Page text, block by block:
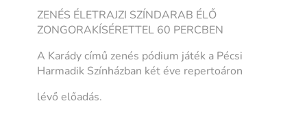
ZENÉS ÉLETRAJZI SZÍNDARAB ÉLŐ
ZONGORAKÍSÉRETTEL 60 PERCBEN
A Karády című zenés pódium játék a Pécsi
Harmadik Színházban két éve repertoáron
lévő előadás.